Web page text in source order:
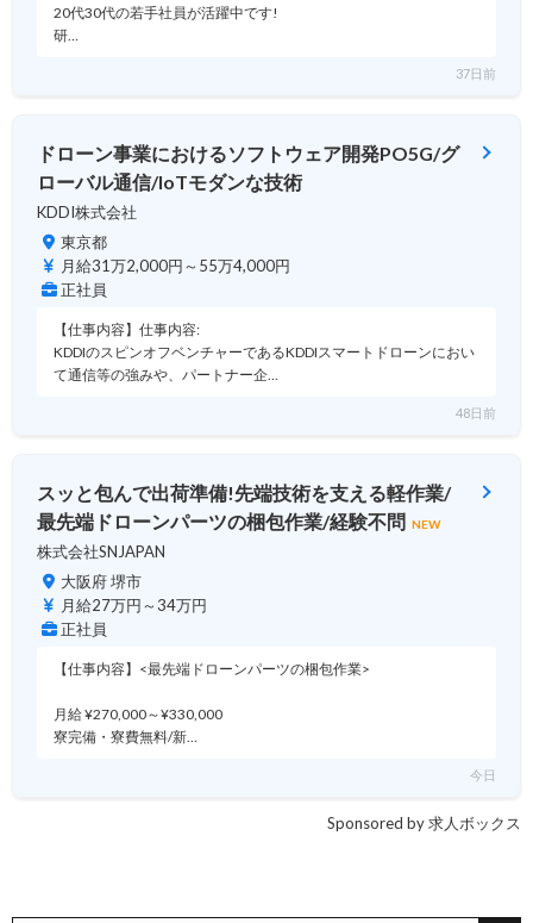
20代30代の若手社員が活躍中です!
研…
37日前
ドローン事業におけるソフトウェア開発PO5G/グ
ローバル通信/IoTモダンな技術
KDDI株式会社
東京都
月給31万2,000円～55万4,000円
正社員
【仕事内容】仕事内容:
KDDIのスピンオフベンチャーであるKDDIスマートドローンにおい
て通信等の強みや、パートナー企…
48日前
スッと包んで出荷準備!先端技術を支える軽作業/
最先端ドローンパーツの梱包作業/経験不問 NEW
株式会社SNJAPAN
大阪府 堺市
月給27万円～34万円
正社員
【仕事内容】<最先端ドローンパーツの梱包作業>
月給 ¥270,000～¥330,000
寮完備・寮費無料/新…
今日
Sponsored by 求人ボックス